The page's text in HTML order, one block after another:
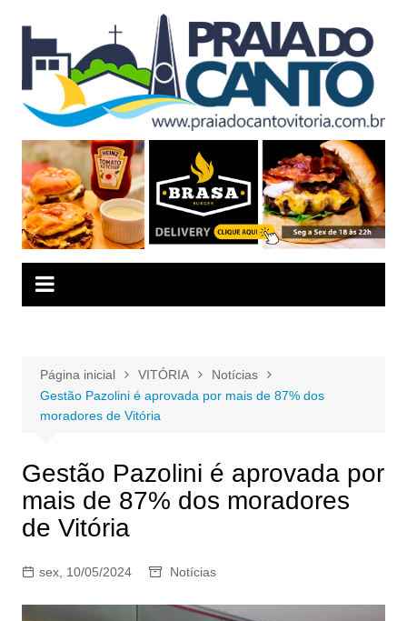
conteúdo
Página inicial VITÓRIA
Notícias
Gestão Pazolini é aprovada por mais de 87% dos
moradores de Vitória
Gestão Pazolini é aprovada por
mais de 87% dos moradores
de Vitória
sex, 10/05/2024 Notícias